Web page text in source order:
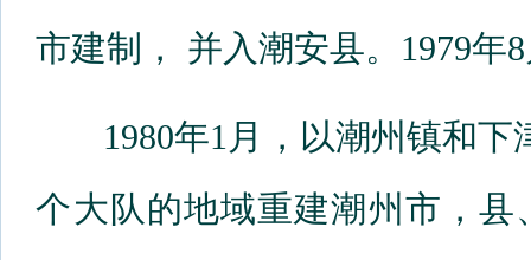
市建制， 并入潮安县。1979年
1980年1月，以潮州镇和下
个大队的地域重建潮州市，县